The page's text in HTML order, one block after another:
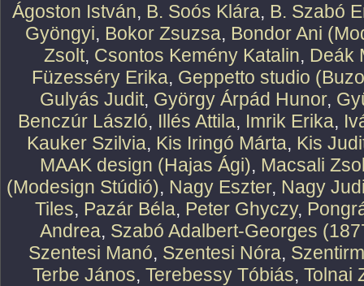
Ágoston István, B. Soós Klára, B. Szabó
Gyöngyi, Bokor Zsuzsa, Bondor Ani
Zsolt, Csontos Kemény Katalin, Deák
Füzesséry Erika, Geppetto studio
Gulyás Judit, György Árpád Hunor,
Benczúr László, Illés Attila, Imrik Erika,
Kauker Szilvia, Kis Iringó Márta, Kis
MAAK design (Hajas Ági), Macsali
(Modesign Stúdió), Nagy Eszter, Nagy
Tiles, Pazár Béla, Peter Ghyczy,
Andrea, Szabó Adalbert-Georges
Szentesi Manó, Szentesi Nóra,
Terbe János, Terebessy Tóbiás, Tolnai